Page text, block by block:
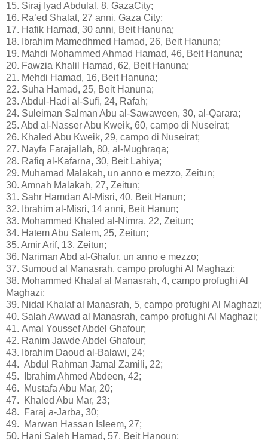
15. Siraj Iyad Abdulal, 8, GazaCity;
16. Ra’ed Shalat, 27 anni, Gaza City;
17. Hafik Hamad, 30 anni, Beit Hanuna;
18. Ibrahim Mamedhmed Hamad, 26, Beit Hanuna;
19. Mahdi Mohammed Ahmad Hamad, 46, Beit Hanuna;
20. Fawzia Khalil Hamad, 62, Beit Hanuna;
21. Mehdi Hamad, 16, Beit Hanuna;
22. Suha Hamad, 25, Beit Hanuna;
23. Abdul-Hadi al-Sufi, 24, Rafah;
24. Suleiman Salman Abu al-Sawaween, 30, al-Qarara;
25. Abd al-Nasser Abu Kweik, 60, campo di Nuseirat;
26. Khaled Abu Kweik, 29, campo di Nuseirat;
27. Nayfa Farajallah, 80, al-Mughraqa;
28. Rafiq al-Kafarna, 30, Beit Lahiya;
29. Muhamad Malakah, un anno e mezzo, Zeitun;
30. Amnah Malakah, 27, Zeitun;
31. Sahr Hamdan Al-Misri, 40, Beit Hanun;
32. Ibrahim al-Misri, 14 anni, Beit Hanun;
33. Mohammed Khaled al-Nimra, 22, Zeitun;
34. Hatem Abu Salem, 25, Zeitun;
35. Amir Arif, 13, Zeitun;
36. Nariman Abd al-Ghafur, un anno e mezzo;
37. Sumoud al Manasrah, campo profughi Al Maghazi;
38. Mohammed Khalaf al Manasrah, 4, campo profughi Al
Maghazi;
39. Nidal Khalaf al Manasrah, 5, campo profughi Al Maghazi;
40. Salah Awwad al Manasrah, campo profughi Al Maghazi;
41. Amal Youssef Abdel Ghafour;
42. Ranim Jawde Abdel Ghafour;
43. Ibrahim Daoud al-Balawi, 24;
44. Abdul Rahman Jamal Zamili, 22;
45. Ibrahim Ahmed Abdeen, 42;
46. Mustafa Abu Mar, 20;
47. Khaled Abu Mar, 23;
48. Faraj a-Jarba, 30;
49. Marwan Hassan Isleem, 27;
50. Hani Saleh Hamad, 57, Beit Hanoun;